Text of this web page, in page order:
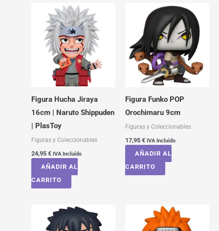
Figura Hucha Jiraya
16cm | Naruto Shippuden
| PlasToy
Figuras y Coleccionables
24,95 € IVA Incluído
AÑADIR AL
CARRITO
Figura Funko POP
Orochimaru 9cm
Figuras y Coleccionables
17,95 € IVA Incluído
AÑADIR AL
CARRITO